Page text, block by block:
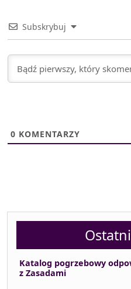
Subskrybuj
0 KOMENTARZY
Katalog pogrzebowy
z Zasadami